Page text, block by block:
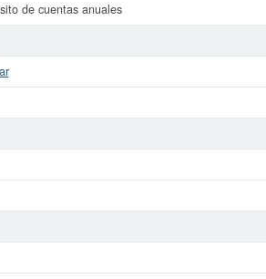
de cuentas anuales